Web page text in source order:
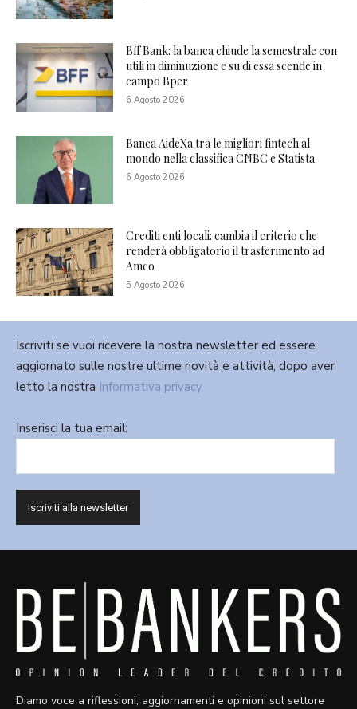
Bff Bank: la banca chiude la semestrale con
utili in diminuzione e su di essa scende in
campo Bper
6 Agosto 2026
Banca AideXa tra le migliori fintech al
mondo nella classifica CNBC e Statista
6 Agosto 2026
Crediti enti locali: cambia il criterio che
renderà obbligatorio il trasferimento ad
Amco
5 Agosto 2026
Iscriviti se vuoi ricevere la nostra newsletter ed essere
aggiornato sulle nostre ultime novità e attività, dopo aver
letto la nostra Informativa privacy
Inserisci la tua email:
Diamo voce a riflessioni, aggiornamenti e opinioni sul settore